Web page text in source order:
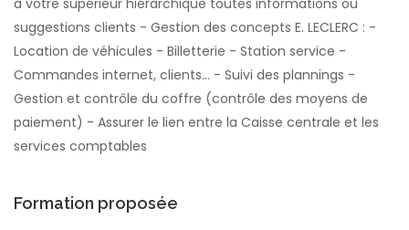
suggestions clients - Gestion des concepts E. LECLERC : -
Location de véhicules - Billetterie - Station service -
Commandes internet, clients... - Suivi des plannings -
Gestion et contrôle du coffre (contrôle des moyens de
paiement) - Assurer le lien entre la Caisse centrale et les
services comptables
Formation proposée